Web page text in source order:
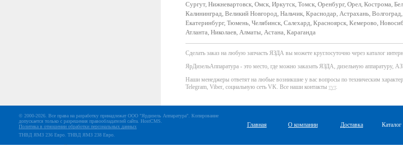
Сургут, Нижневартовск, Омск, Иркутск, Томск, Оренбург, Орел, Кострома,
Калининград, Великий Новгород, Нальчик, Краснодар, Астрахань,
Екатеринбург, Тюмень, Челябинск, Салехард, Красноярск, Кемерово,
Атланта, Николаев, Алматы, Астана, Караганда
Сделать заказ на любую запчасть ЯЗДА вы можете круглосуточно через каталог
ЯрДизельАппаратура - это место, где можно заказать ЯЗДА, дизельную аппаратуру,
Наши менеджеры ответят на любые возникшие у вас вопросы по техническим
Telegram, Viber, социальную сеть VK. Все наши контакты тут.
© 2000-2026. Все права на разработку принадлежат ООО "Ярдизель Аппаратура". Копирование
допускается только с разрешения правообладателей сайта. HostCMS
Политика в отношении обработки персональных данных
ТНВД ЯМЗ 236 Евро ТНВД ЯМЗ 238 Евро
Главная О компании Доставка Каталог